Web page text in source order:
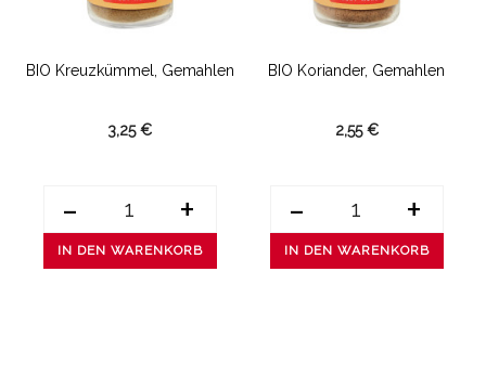
BIO Kreuzkümmel, Gemahlen
3,25 €
- +
IN DEN WARENKORB
BIO Koriander, Gemahlen
2,55 €
- +
IN DEN WARENKORB